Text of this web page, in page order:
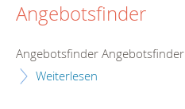
Angebotsfinder
Angebotsfinder Angebotsfinder
Weiterlesen